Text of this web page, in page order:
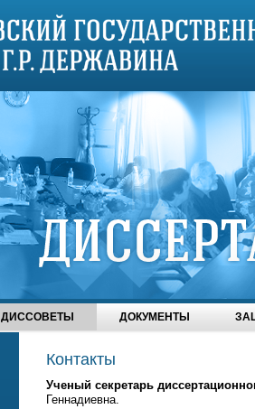
ДИССОВЕТЫ ДОКУМЕНТЫ
Контакты
Ученый секретарь
Геннадиевна.